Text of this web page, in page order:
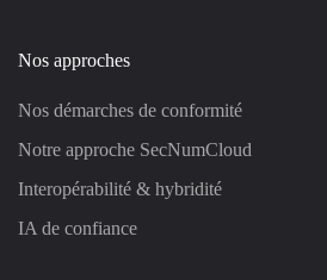
Nos approches
Nos démarches de conformité
Notre approche SecNumCloud
Interopérabilité & hybridité
IA de confiance